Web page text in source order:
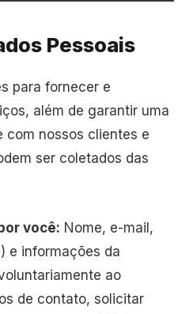
Pessoais
para fornecer e
além de garantir uma
com nossos clientes e
ser coletados das
você: Nome, e-mail,
e informações da
ao
de contato, solicitar